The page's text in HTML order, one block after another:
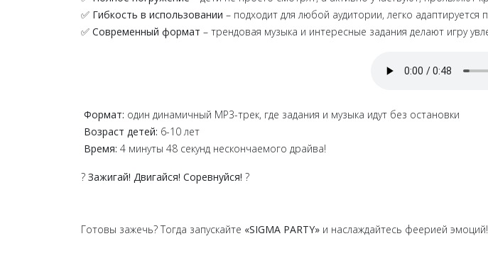
✅ Гибкость в использовании – подходит для любой аудитории, легко адаптируется
✅ Современный формат – трендовая музыка и интересные задания делают игру
Формат: один динамичный MP3-трек, где задания и музыка идут без остановки
Возраст детей: 6-10 лет
Время: 4 минуты 48 секунд нескончаемого драйва!
? Зажигай! Двигайся! Соревнуйся! ?
Готовы зажечь? Тогда запускайте «SIGMA PARTY» и наслаждайтесь феерией